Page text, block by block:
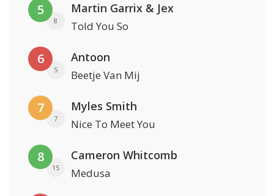
5
8
Martin Garrix & Jex
Told You So
6
5
Antoon
Beetje Van Mij
7
7
Myles Smith
Nice To Meet You
8
15
Cameron Whitcomb
Medusa